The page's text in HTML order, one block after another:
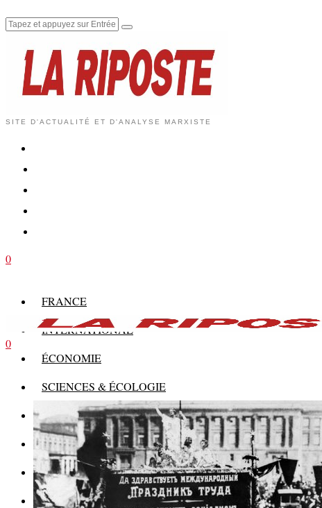
SITE D'ACTUALITÉ ET D'ANALYSE MARXISTE
0
FRANCE
INTERNATIONAL
ÉCONOMIE
SCIENCES & ÉCOLOGIE
HISTOIRE
THÉORIE
CULTURE
MULTIMÉDIAS
0